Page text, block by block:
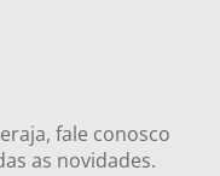
fale conosco
as novidades.